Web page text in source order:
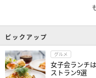
ピックアップ
グルメ
女子会ランチ
ストラン9選